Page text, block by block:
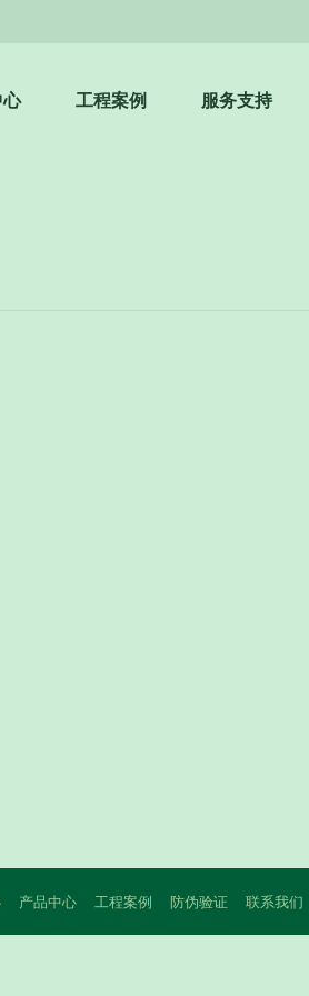
工程案例 服务支持
产品中心 工程案例 防伪验证 联系我们